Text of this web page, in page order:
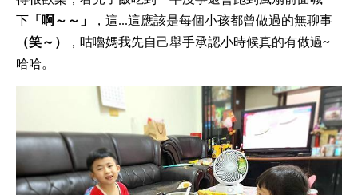
下 「啊～～」
，這...這應該是每個小孩都曾做過的無聊事
（笑～）
，咕嚕媽我先自己舉手承認小時候真的有做過~
哈哈。